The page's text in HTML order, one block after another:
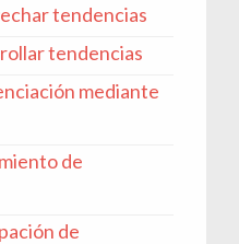
tendencias
tendencias
mediante
de
de